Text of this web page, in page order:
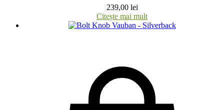
239,00 lei
Citește mai mult